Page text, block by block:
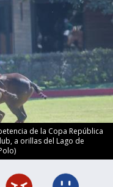
de la Copa República
a orillas del Lago de